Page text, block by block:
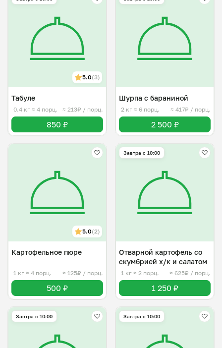
5.0(3)
Табуле
0.4 кг ≈ 4 порц. ≈ 213₽ / порц.
850 ₽
Шурпа с бараниной
2 кг ≈ 6 порц. ≈ 417₽ / порц.
2 500 ₽
5.0(2)
Картофельное пюре
1 кг ≈ 4 порц. ≈ 125₽ / порц.
500 ₽
Завтра c 10:00
Отварной картофель со
скумбрией х/к и салатом
1 кг ≈ 2 порц. ≈ 625₽ / порц.
1 250 ₽
Завтра c 10:00 Завтра c 10:00